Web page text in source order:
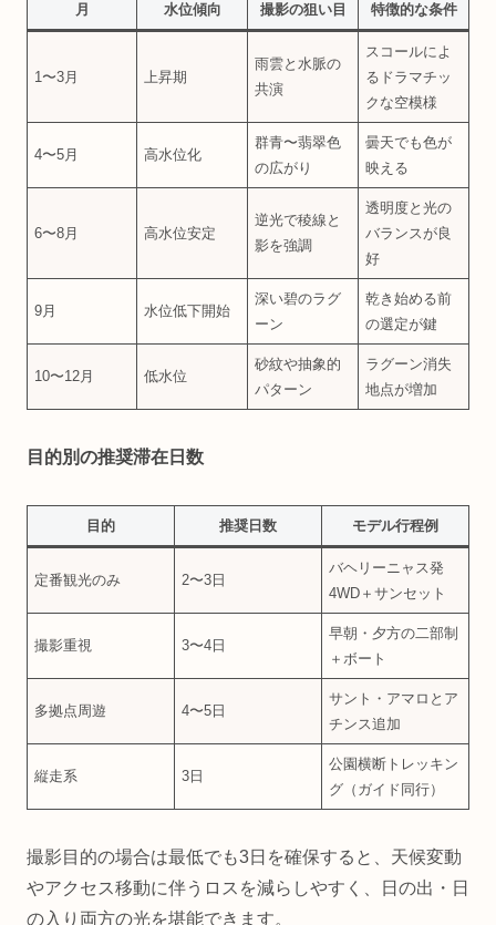
月 水位傾向 撮影の狙い目 特徴的な条件
1〜3月 上昇期
雨雲と水脈の
共演
スコールによ
るドラマチッ
クな空模様
4〜5月 高水位化
群青〜翡翠色
の広がり
曇天でも色が
映える
6〜8月 高水位安定
逆光で稜線と
影を強調
透明度と光の
バランスが良
好
9月 水位低下開始
深い碧のラグ
ーン
乾き始める前
の選定が鍵
10〜12月 低水位
砂紋や抽象的
パターン
ラグーン消失
地点が増加
目的別の推奨滞在日数
目的 推奨日数 モデル行程例
定番観光のみ 2〜3日
バヘリーニャス発
4WD＋サンセット
撮影重視 3〜4日
早朝・夕方の二部制
＋ボート
多拠点周遊 4〜5日
サント・アマロとア
チンス追加
縦走系 3日
公園横断トレッキン
グ（ガイド同行）
撮影目的の場合は最低でも3日を確保すると、天候変動
やアクセス移動に伴うロスを減らしやすく、日の出・日
の入り両方の光を堪能できます。